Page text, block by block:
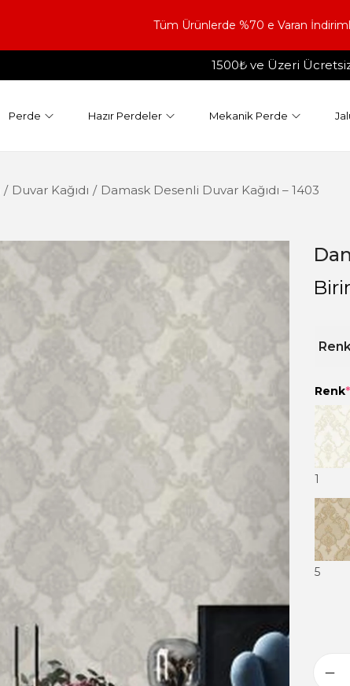
1500₺ ve Üzeri
Perde Hazır Perdeler Mekanik Perde
/ Duvar Kağıdı / Damask Desenli Duvar Kağıdı – 1403
Renk*
1
5
Tüm Ürünlerde %70 e Varan